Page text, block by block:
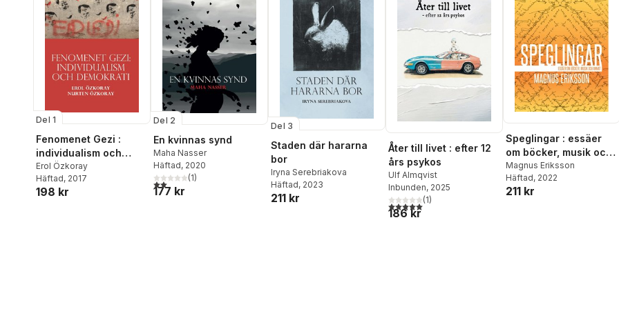
Del 1
Fenomenet Gezi :
individualism och
demokrati
Erol Özkoray
Häftad, 2017
198 kr
Del 2
En kvinnas synd
Maha Nasser
Häftad, 2020
2,0utav 5 stjärnor. Totalt antal röster:
(1)
177 kr
Del 3
Staden där hararna
bor
Iryna Serebriakova
Häftad, 2023
211 kr
Åter till livet : efter 12
års psykos
Ulf Almqvist
Inbunden, 2025
5,0utav 5 stjärnor. Totalt antal röster:
(1)
186 kr
Speglingar : essäer
om böcker, musik och
annat
Magnus Eriksson
Häftad, 2022
211 kr